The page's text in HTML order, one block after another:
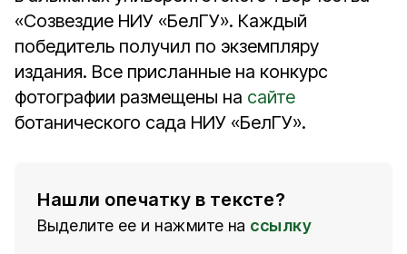
«Созвездие НИУ «БелГУ». Каждый
победитель получил по экземпляру
издания. Все присланные на конкурс
фотографии размещены на сайте
ботанического сада НИУ «БелГУ».
Нашли опечатку в тексте?
Выделите ее и нажмите на ссылку